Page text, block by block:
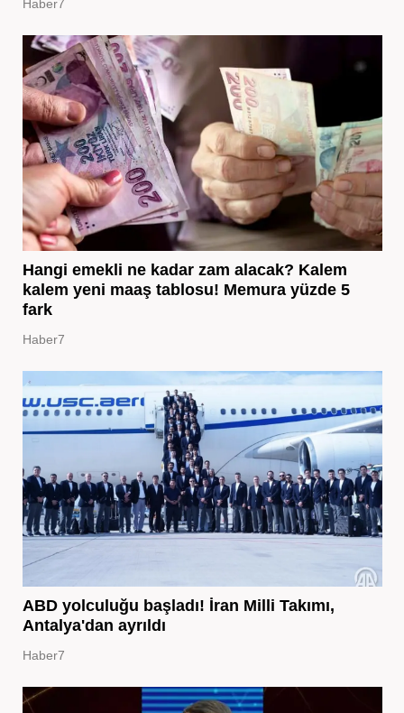
Haber7
Hangi emekli ne kadar zam alacak? Kalem
kalem yeni maaş tablosu! Memura yüzde 5
fark
Haber7
ABD yolculuğu başladı! İran Milli Takımı,
Antalya'dan ayrıldı
Haber7